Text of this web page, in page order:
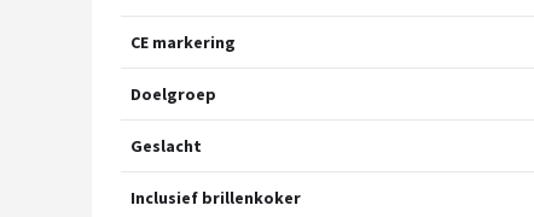
CE markering
Doelgroep
Geslacht
Inclusief brillenkoker